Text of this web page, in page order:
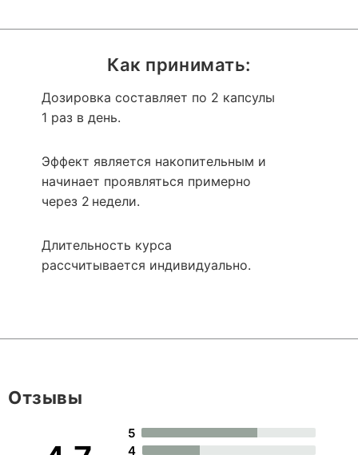
Как принимать:
Дозировка составляет по 2 капсулы
1 раз в день.
Эффект является накопительным и
начинает проявляться примерно
через 2 недели.
Длительность курса
рассчитывается индивидуально.
5
4
Отзывы